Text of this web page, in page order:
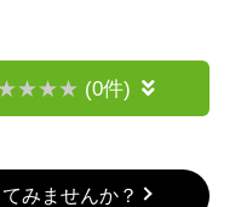
(0件)
みませんか？